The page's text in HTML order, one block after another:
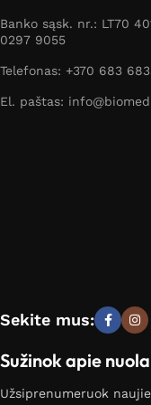
Banko sąsk. nr.: LT70
0297 9055
Telefonas: +370 683
El. paštas:
Sekite mus:
Sužinok apie
Užsiprenumeruok